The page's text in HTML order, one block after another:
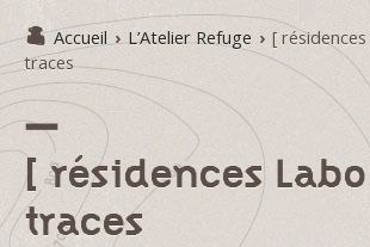
Accueil › L’Atelier Refuge › [
traces
[ résidences
traces